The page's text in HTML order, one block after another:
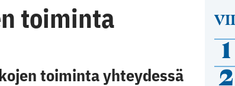
toiminta
toiminta yhteydessä
1
2